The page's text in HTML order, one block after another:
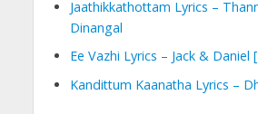
Jaathikkathottam Lyrics –
Dinangal
Ee Vazhi Lyrics – Jack & Daniel
Kandittum Kaanatha Lyrics –